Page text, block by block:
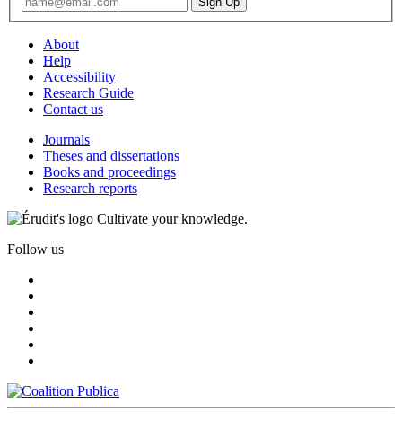
About
Help
Accessibility
Research Guide
Contact us
Journals
Theses and dissertations
Books and proceedings
Research reports
Cultivate your knowledge.
Follow us